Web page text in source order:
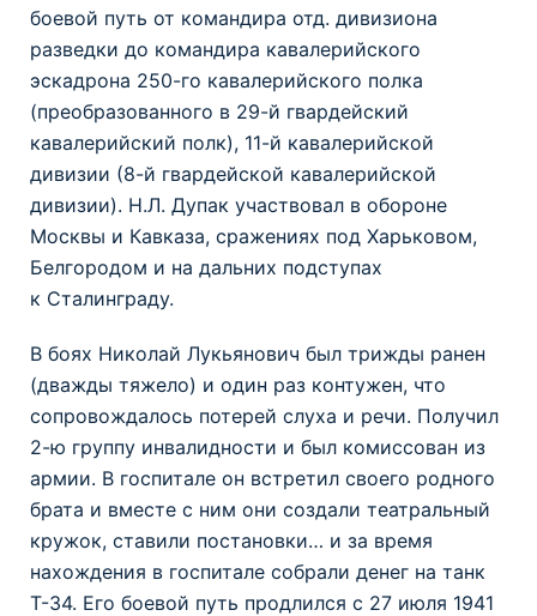
боевой путь от командира отд. дивизиона
разведки до командира кавалерийского
эскадрона 250-го кавалерийского полка
(преобразованного в 29-й гвардейский
кавалерийский полк), 11-й кавалерийской
дивизии (8-й гвардейской кавалерийской
дивизии). Н.Л. Дупак участвовал в обороне
Москвы и Кавказа, сражениях под Харьковом,
Белгородом и на дальних подступах
к Сталинграду.
В боях Николай Лукьянович был трижды ранен
(дважды тяжело) и один раз контужен, что
сопровождалось потерей слуха и речи. Получил
2-ю группу инвалидности и был комиссован из
армии. В госпитале он встретил своего родного
брата и вместе с ним они создали театральный
кружок, ставили постановки… и за время
нахождения в госпитале собрали денег на танк
Т-34. Его боевой путь продлился с 27 июля 1941